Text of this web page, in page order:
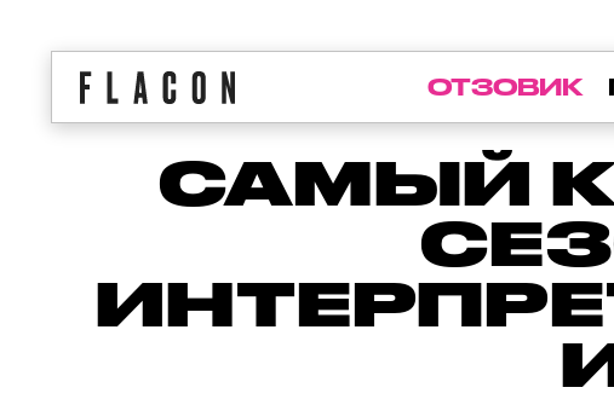
ОТЗОВИК
САМЫЙ